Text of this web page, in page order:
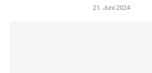
21. Juni 2024